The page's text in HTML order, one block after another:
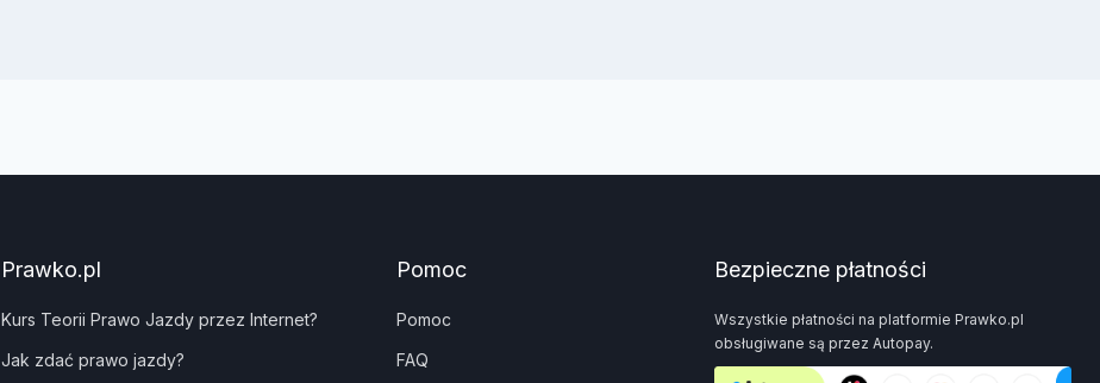
Prawko.pl
Kurs Teorii Prawo Jazdy przez Internet?
Jak zdać prawo jazdy?
Pomoc
Pomoc
FAQ
Bezpieczne płatności
Wszystkie płatności na platformie Prawko.pl
obsługiwane są przez Autopay.